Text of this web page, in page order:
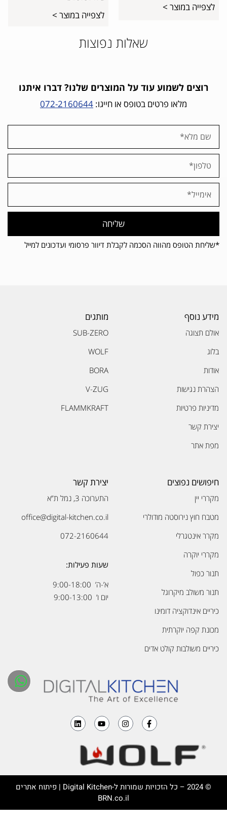
לצפייה במוצר >
לצפייה במוצר >
שאלות נפוצות
רוצים לשמוע עוד על המוצרים שלנו? דברו איתנו
מלאו פרטים בטופס או חייגו: 072-2160644
שליחה
*שליחת הטופס מהווה הסכמה לקבלת דיוור פרסומי ועדכונים למייל
מידע נוסף
אולם תצוגה
בלוג
אודות
הצהרת נגישות
מדיניות פרטיות
יצירת קשר
מפת אתר
מותגים
SUB-ZERO
WOLF
BORA
V-ZUG
FLAMMKRAFT
חיפושים נפוצים
מקררי יין
מטבח חוץ נירוסטה מודולרי
מקרר אינטגרלי
מקררי יוקרה
תנור כפול
תנור משולב מיקרוגל
כיריים אינדוקציה דומינו
מכונת קפה יוקרתית
כיריים משולבות קולט אדים
יצירת קשר
התערוכה 3, נמל ת”א
office@digital-kitchen.co.il
072-2160644
שעות פעילות:
א’-ה’ 9:00-18:00
יום ו’ 9:00-13:00
© 2024 – כל הזכויות שמורות ל- Digital Kitchen | פיתוח אתרים
BRN.co.il